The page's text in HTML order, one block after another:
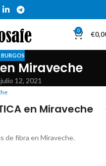
0 €
Miraveche
12, 2021
en Miraveche
de fibra en Miraveche.